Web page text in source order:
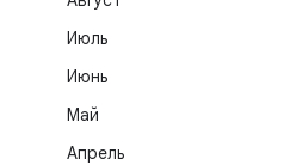
Июль
Июнь
Май
Апрель